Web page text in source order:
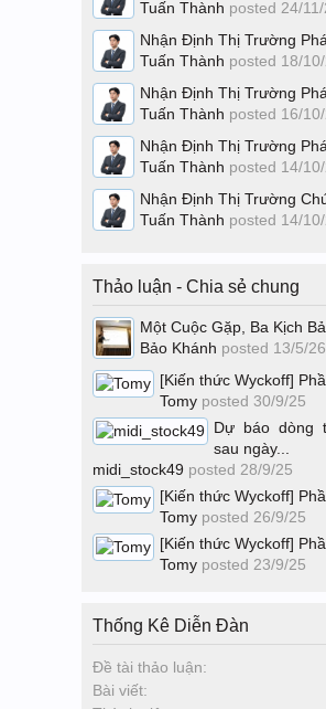
Tuấn Thành posted 24/
Nhận Định Thị Trường
Tuấn Thành posted 18/
Nhận Định Thị Trường
Tuấn Thành posted 16/
Nhận Định Thị Trường
Tuấn Thành posted 14/
Nhận Định Thị Trường
Tuấn Thành posted 14/
Thảo luận - Chia sẻ chung
Một Cuộc Gặp, Ba Kịch
Bảo Khánh posted 13/5/26
[Kiến thức Wyckoff]
Tomy posted 30/9/25
Dự báo dòng
sau ngày...
midi_stock49 posted 28/9/25
[Kiến thức Wyckoff]
Tomy posted 26/9/25
[Kiến thức Wyckoff]
Tomy posted 23/9/25
Thống Kê Diễn Đàn
Đề tài thảo luận:
Bài viết: